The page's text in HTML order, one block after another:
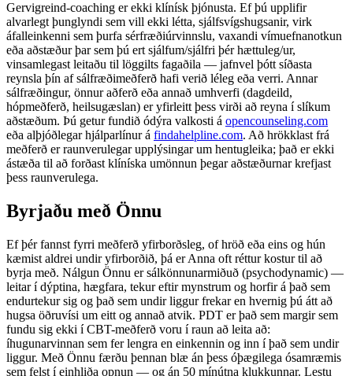
Gervigreind-coaching er ekki klínísk þjónusta. Ef þú upplifir
alvarlegt þunglyndi sem vill ekki létta, sjálfsvígshugsanir, virk
áfalleinkenni sem þurfa sérfræðiúrvinnslu, vaxandi vímuefnanotkun
eða aðstæður þar sem þú ert sjálfum/sjálfri þér hættuleg/ur,
vinsamlegast leitaðu til löggilts fagaðila — jafnvel þótt síðasta
reynsla þín af sálfræðimeðferð hafi verið léleg eða verri. Annar
sálfræðingur, önnur aðferð eða annað umhverfi (dagdeild,
hópmeðferð, heilsugæslan) er yfirleitt þess virði að reyna í slíkum
aðstæðum. Þú getur fundið ódýra valkosti á opencounseling.com
eða alþjóðlegar hjálparlínur á findahelpline.com. Að hrökklast frá
meðferð er raunverulegar upplýsingar um hentugleika; það er ekki
ástæða til að forðast klíníska umönnun þegar aðstæðurnar krefjast
þess raunverulega.
Byrjaðu með Önnu
Ef þér fannst fyrri meðferð yfirborðsleg, of hröð eða eins og hún
kæmist aldrei undir yfirborðið, þá er Anna oft réttur kostur til að
byrja með. Nálgun Önnu er sálkönnunarmiðuð (psychodynamic) —
leitar í dýptina, hægfara, tekur eftir mynstrum og horfir á það sem
endurtekur sig og það sem undir liggur frekar en hvernig þú átt að
hugsa öðruvísi um eitt og annað atvik. PDT er það sem margir sem
fundu sig ekki í CBT-meðferð voru í raun að leita að:
íhugunarvinnan sem fer lengra en einkennin og inn í það sem undir
liggur. Með Önnu færðu þennan blæ án þess óþægilega ósamræmis
sem felst í einhliða opnun — og án 50 mínútna klukkunnar. Lestu